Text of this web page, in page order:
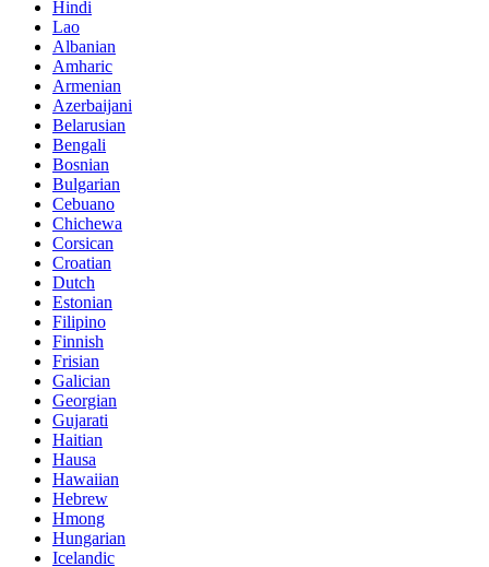
Hindi
Lao
Albanian
Amharic
Armenian
Azerbaijani
Belarusian
Bengali
Bosnian
Bulgarian
Cebuano
Chichewa
Corsican
Croatian
Dutch
Estonian
Filipino
Finnish
Frisian
Galician
Georgian
Gujarati
Haitian
Hausa
Hawaiian
Hebrew
Hmong
Hungarian
Icelandic